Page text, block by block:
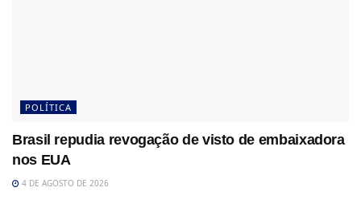
POLÍTICA
Brasil repudia revogação de visto de embaixadora
nos EUA
4 DE AGOSTO DE 2026